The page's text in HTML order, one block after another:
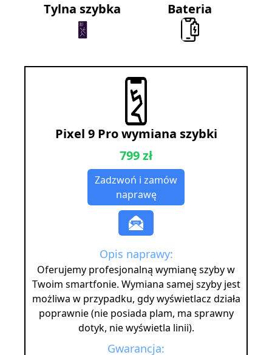
Tylna szybka Bateria
Pixel 9 Pro wymiana szybki
799 zł
Zadzwoń i zamów
naprawę
Opis naprawy:
Oferujemy profesjonalną wymianę szyby w
Twoim smartfonie. Wymiana samej szyby jest
możliwa w przypadku, gdy wyświetlacz działa
poprawnie (nie posiada plam, ma sprawny
dotyk, nie wyświetla linii).
Gwarancja: